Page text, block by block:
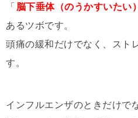
「 脳下垂体（のうかすいたい）
あるツボです。
頭痛の緩和だけでなく、スト
す。
インフルエンザのときだけで